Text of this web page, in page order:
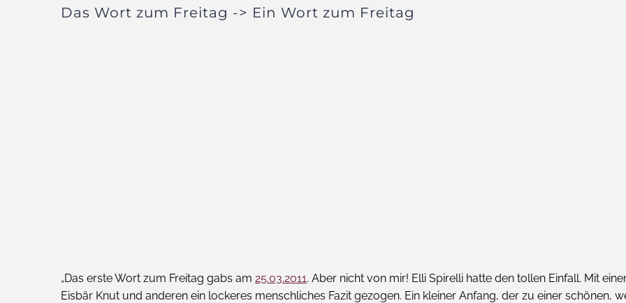
Das Wort zum Freitag -> Ein Wort zum Freitag
„Das erste Wort zum Freitag gabs am 25.03.2011. Aber nicht von mir! Elli Spirelli hatte den tollen Einfall. Mit
Eisbär Knut und anderen ein lockeres menschliches Fazit gezogen. Ein kleiner Anfang, der zu einer schönen,